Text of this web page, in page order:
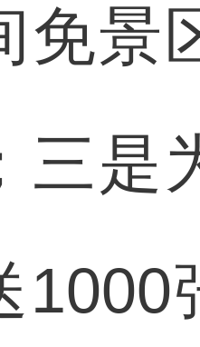
免景
三是
1000